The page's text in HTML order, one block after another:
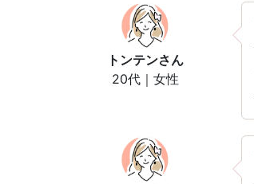
トンテンさん
20代｜女性